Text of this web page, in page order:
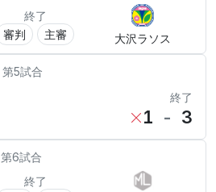
終了
審判
主審 大沢ラソス
第5試合
終了
1 - 3
第6試合
終了